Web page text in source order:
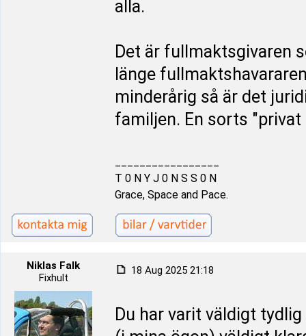
alla.
Det är fullmaktsgivaren
länge
minderårig så är det
familjen. En sorts "privat
T 0 N Y J 0 N S S 0 N
Grace, Space and Pace.
Niklas Falk
Fixhult
18 Aug 2025 21:18
Du har varit väldigt